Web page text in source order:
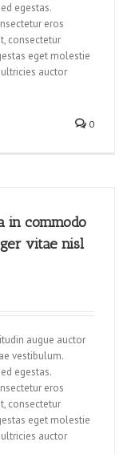
egestas.
eros
consectetur
eget molestie
auctor
0
in commodo
vitae nisl
augue auctor
vestibulum.
egestas.
eros
consectetur
eget molestie
auctor